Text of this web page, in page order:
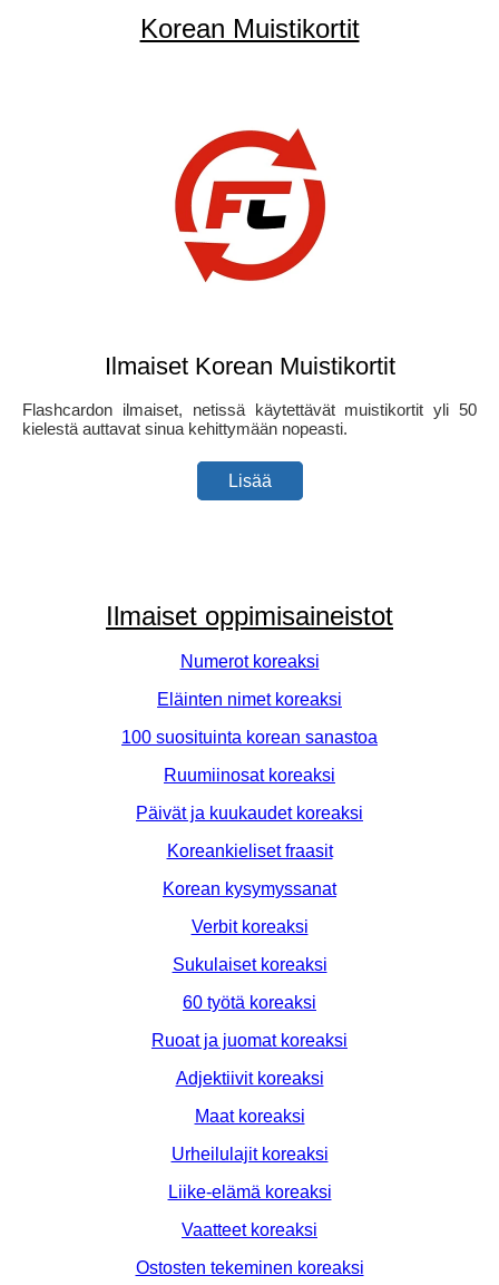
Korean Muistikortit
Ilmaiset Korean Muistikortit
Flashcardon ilmaiset, netissä käytettävät muistikortit yli 50
kielestä auttavat sinua kehittymään nopeasti.
Lisää
Ilmaiset oppimisaineistot
Numerot koreaksi
Eläinten nimet koreaksi
100 suosituinta korean sanastoa
Ruumiinosat koreaksi
Päivät ja kuukaudet koreaksi
Koreankieliset fraasit
Korean kysymyssanat
Verbit koreaksi
Sukulaiset koreaksi
60 työtä koreaksi
Ruoat ja juomat koreaksi
Adjektiivit koreaksi
Maat koreaksi
Urheilulajit koreaksi
Liike-elämä koreaksi
Vaatteet koreaksi
Ostosten tekeminen koreaksi